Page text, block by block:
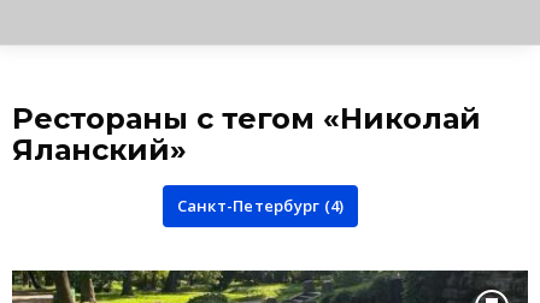
Рестораны с тегом «Николай
Яланский»
Санкт-Петербург (4)